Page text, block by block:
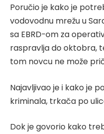
Poručio je kako je
vodovodnu mrežu u
sa EBRD-om za
raspravlja do oktobra,
tom novcu ne može
Najavljivao je i kako je
kriminala, trkača po
Dok je govorio kako